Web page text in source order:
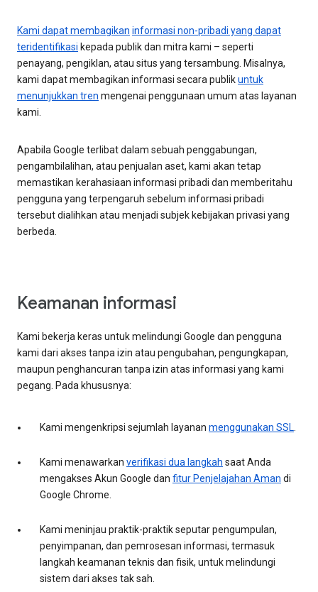
Kami dapat membagikan informasi non-pribadi yang dapat
teridentifikasi kepada publik dan mitra kami – seperti
penayang, pengiklan, atau situs yang tersambung. Misalnya,
kami dapat membagikan informasi secara publikuntuk
menunjukkan tren mengenai penggunaan umum atas layanan
kami.
Apabila Google terlibat dalam sebuah penggabungan,
pengambilalihan, atau penjualan aset, kami akan tetap
memastikan kerahasiaan informasi pribadi dan memberitahu
pengguna yang terpengaruh sebelum informasi pribadi
tersebut dialihkan atau menjadi subjek kebijakan privasi yang
berbeda.
Keamanan informasi
Kami bekerja keras untuk melindungi Google dan pengguna
kami dari akses tanpa izin atau pengubahan, pengungkapan,
maupun penghancuran tanpa izin atas informasi yang kami
pegang. Pada khususnya:
Kami mengenkripsi sejumlah layanan menggunakan SSL.
Kami menawarkan verifikasi dua langkah saat Anda
mengakses Akun Google dan fitur Penjelajahan Aman di
Google Chrome.
Kami meninjau praktik-praktik seputar pengumpulan,
penyimpanan, dan pemrosesan informasi, termasuk
langkah keamanan teknis dan fisik, untuk melindungi
sistem dari akses tak sah.